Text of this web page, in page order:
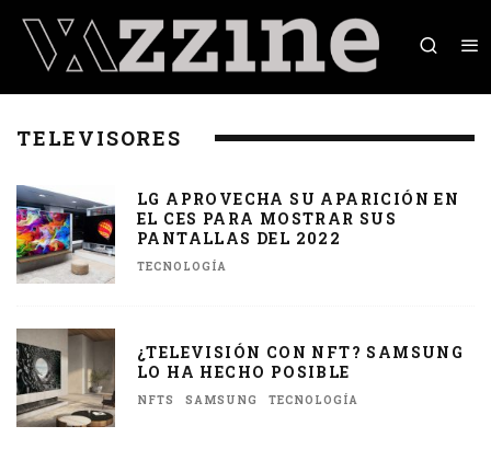
TELEVISORES
LG APROVECHA SU APARICIÓN EN
EL CES PARA MOSTRAR SUS
PANTALLAS DEL 2022
TECNOLOGÍA
¿TELEVISIÓN CON NFT? SAMSUNG
LO HA HECHO POSIBLE
NFTS SAMSUNG TECNOLOGÍA